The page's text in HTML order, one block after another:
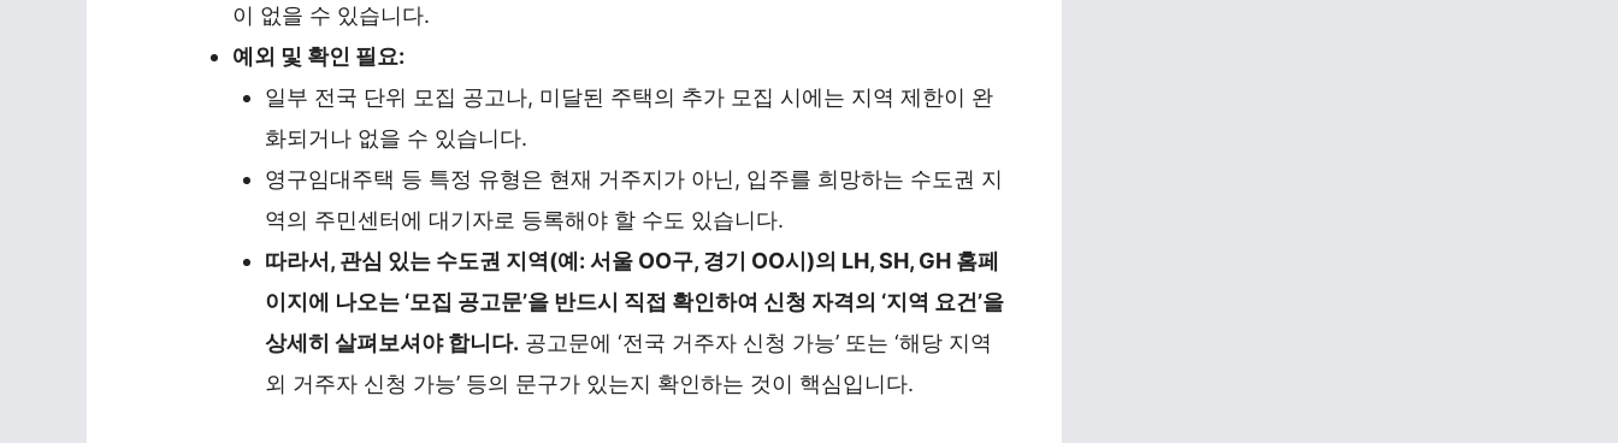
이 없을 수 있습니다.
예외 및 확인 필요:
일부 전국 단위 모집 공고나, 미달된 주택의 추가 모집 시에는 지역 제한이 완
화되거나 없을 수 있습니다.
영구임대주택 등 특정 유형은 현재 거주지가 아닌, 입주를 희망하는 수도권 지
역의 주민센터에 대기자로 등록해야 할 수도 있습니다.
따라서, 관심 있는 수도권 지역(예: 서울 OO구, 경기 OO시)의 LH, SH, GH 홈페
이지에 나오는 ‘모집 공고문’을 반드시 직접 확인하여 신청 자격의 ‘지역 요건’을
상세히 살펴보셔야 합니다. 공고문에 ‘전국 거주자 신청 가능’ 또는 ‘해당 지역
외 거주자 신청 가능’ 등의 문구가 있는지 확인하는 것이 핵심입니다.